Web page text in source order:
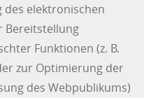
des elektronischen
Bereitstellung
Funktionen (z. B.
zur Optimierung der
des Webpublikums)